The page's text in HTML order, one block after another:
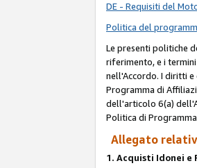
DE - Requisiti del
Politica del
Le presenti politiche
riferimento, e i
nell'Accordo. I diritti
Programma di
dell'articolo 6(a)
Politica di
Allegato
1. Acquisti Idonei e